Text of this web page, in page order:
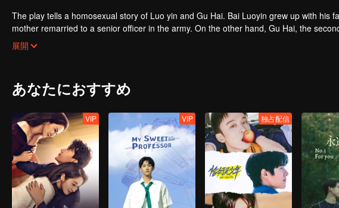
The play tells a homosexual story of Luo yin and Gu Hai. Bai Luoyin grew up with his father and lived in poverty. At the age of 16, his biological
mother remarried to a senior officer in the army. On the other hand, Gu Hai, the
because of his mother's death. Knowing that his father was about to remarry, he
an ordinary school. When the new semester began, the two brothers with conflicting
展開
あなたにおすすめ
VIP VIP 独占配信